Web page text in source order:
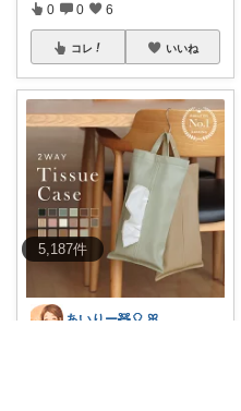
5,187件
0 0 6
コレ いいね